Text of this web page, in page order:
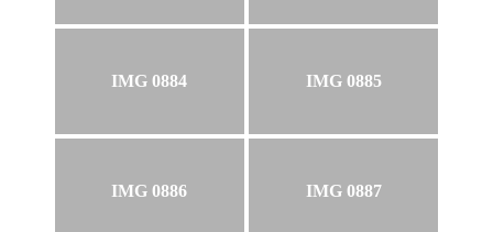
IMG 0884 IMG 0885
IMG 0886 IMG 0887